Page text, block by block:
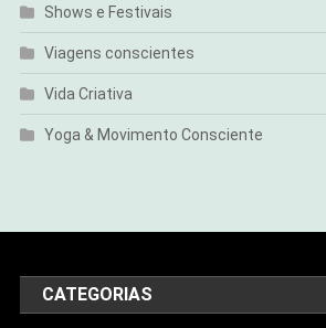
Shows e Festivais
Viagens conscientes
Vida Criativa
Yoga & Movimento Consciente
CATEGORIAS